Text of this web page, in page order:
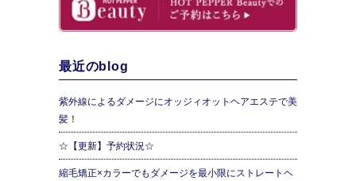
最近のblog
紫外線によるダメージにオッジィオットヘアエステで美
髪！
☆【更新】予約状況☆
縮毛矯正×カラーでもダメージを最小限にストレートヘ